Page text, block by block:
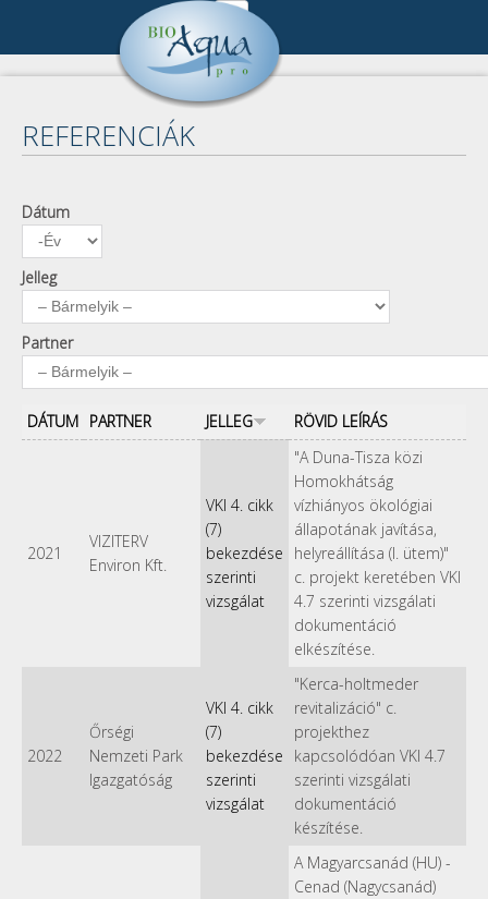
Cégünk
Referenciák
Összes referencia
Publikációk
REFERENCIÁK
Dátum
Dátum
Jelleg
Partner
DÁTUM PARTNER JELLEG RÖVID LEÍRÁS
2021
VIZITERV
Environ Kft.
VKI 4. cikk
(7)
bekezdése
szerinti
vizsgálat
"A Duna-Tisza közi
Homokhátság
vízhiányos ökológiai
állapotának javítása,
helyreállítása (I. ütem)"
c. projekt keretében VKI
4.7 szerinti vizsgálati
dokumentáció
elkészítése.
2022
Őrségi
Nemzeti Park
Igazgatóság
VKI 4. cikk
(7)
bekezdése
szerinti
vizsgálat
"Kerca-holtmeder
revitalizáció" c.
projekthez
kapcsolódóan VKI 4.7
szerinti vizsgálati
dokumentáció
készítése.
A Magyarcsanád (HU) -
Cenad (Nagycsanád)
DSC_9059.jpg